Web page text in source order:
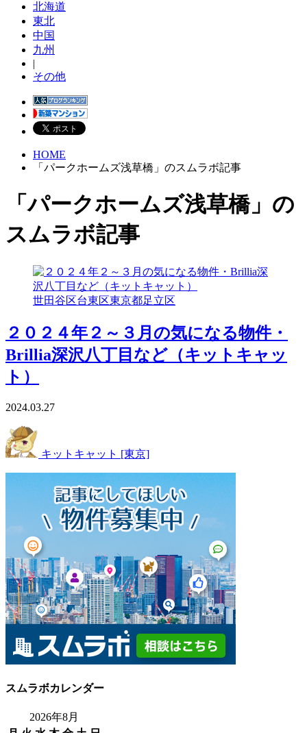
北海道
東北
中国
九州
|
その他
HOME
「パークホームズ浅草橋」のスムラボ記事
「パークホームズ浅草橋」の
スムラボ記事
世田谷区台東区東京都足立区
２０２４年２～３月の気になる物件・
Brillia深沢八丁目など（キットキャッ
ト）
2024.03.27
キットキャット [東京]
スムラボカレンダー
2026年8月